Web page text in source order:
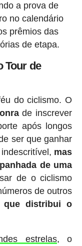
a prova de
no calendário
prêmios das
de etapa.
Tour de
do ciclismo. O
de inscrever
após longos
ser que ganhar
mas
de uma
de o ciclismo
de outros
distribui o
estrelas, o